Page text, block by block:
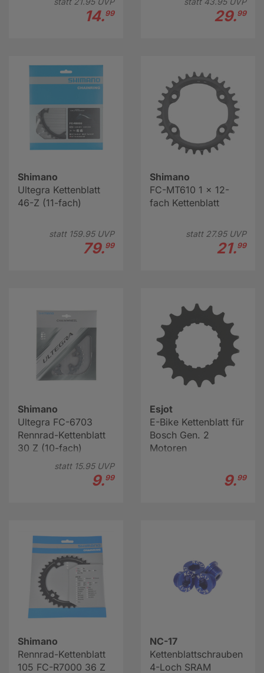
14.99 29.99
Shimano
Ultegra Kettenblatt
46-Z (11-fach)
statt 159.95UVP
79.99
Shimano
FC-MT610 1 x 12-
fach Kettenblatt
statt 27.95UVP
21.99
Shimano
Ultegra FC-6703
Rennrad-Kettenblatt
30 Z (10-fach)
statt 15.95UVP
9.99
Esjot
E-Bike Kettenblatt für
Bosch Gen. 2
Motoren
9.99
Shimano
Rennrad-Kettenblatt
105 FC-R7000 36 Z
NC-17
Kettenblattschrauben
4-Loch SRAM